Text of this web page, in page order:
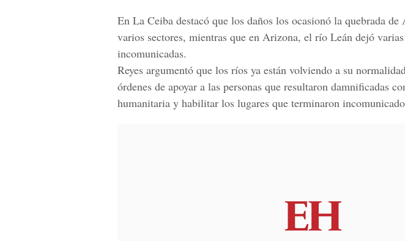
En La Ceiba destacó que los daños los ocasionó la quebrada de
varios sectores, mientras que en Arizona, el río Leán dejó
incomunicadas.
Reyes argumentó que los ríos ya están volviendo a su
órdenes de apoyar a las personas que resultaron damnificadas
humanitaria y habilitar los lugares que terminaron